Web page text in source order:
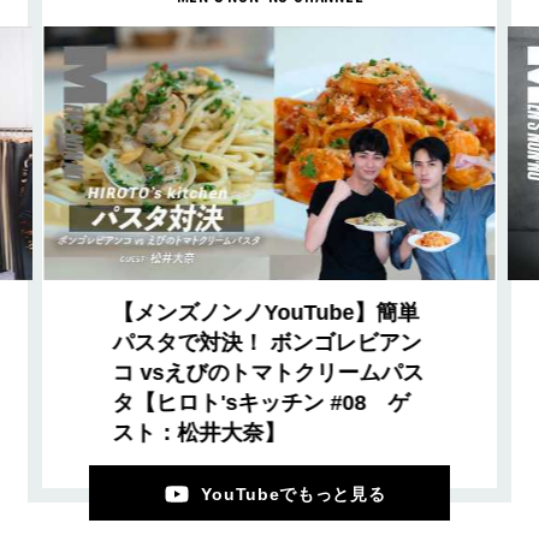
【メンズノンノYouTube】簡単
パスタで対決！ ボンゴレビアン
コ vsえびのトマトクリームパス
タ【ヒロト'sキッチン #08 ゲ
スト：松井大奈】
YouTubeでもっと見る